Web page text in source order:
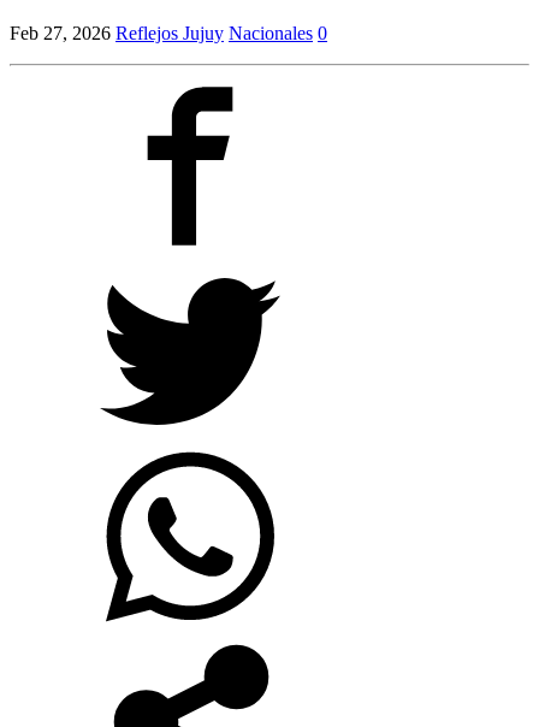
Feb 27, 2026 Reflejos Jujuy Nacionales 0